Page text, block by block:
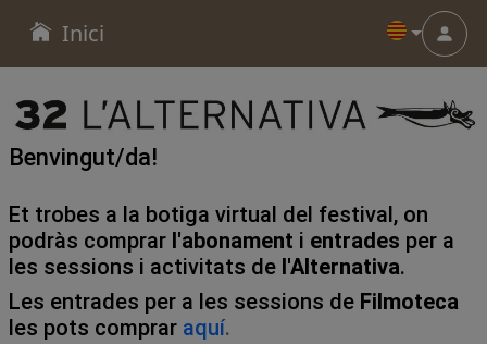
Inici
Benvingut/da!
Et trobes a la botiga virtual del festival, on
podràs comprar l'abonament i entrades per a
les sessions i activitats de l'Alternativa.
Les entrades per a les sessions de Filmoteca
les pots comprar aquí.